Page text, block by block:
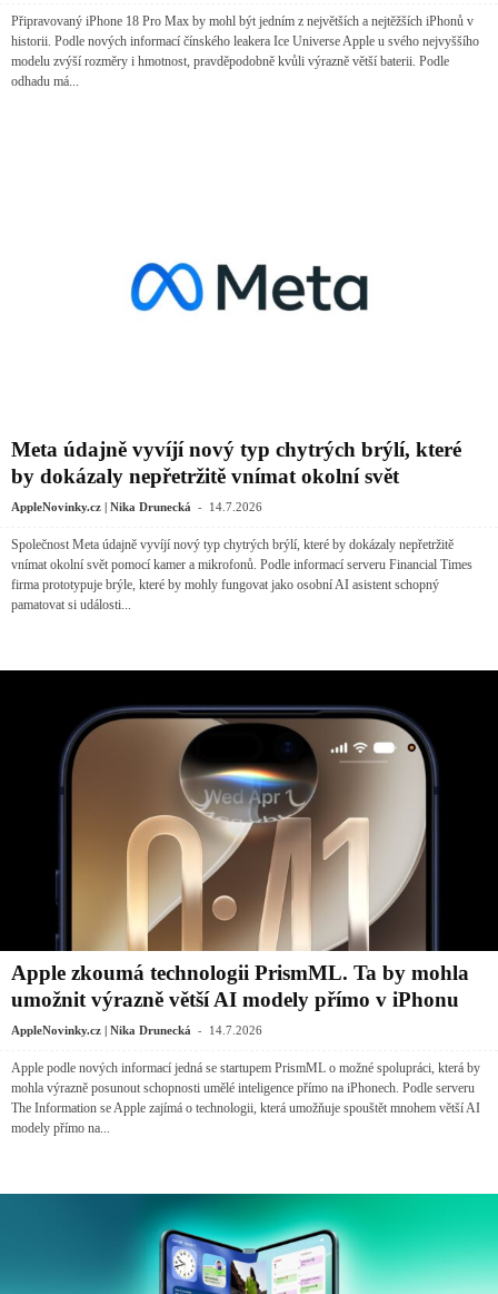
Připravovaný iPhone 18 Pro Max by mohl být jedním z největších a nejtěžších iPhonů v
historii. Podle nových informací čínského leakera Ice Universe Apple u svého nejvyššího
modelu zvýší rozměry i hmotnost, pravděpodobně kvůli výrazně větší baterii. Podle
odhadu má...
Meta údajně vyvíjí nový typ chytrých brýlí, které
by dokázaly nepřetržitě vnímat okolní svět
AppleNovinky.cz | Nika Drunecká - 14.7.2026
Společnost Meta údajně vyvíjí nový typ chytrých brýlí, které by dokázaly nepřetržitě
vnímat okolní svět pomocí kamer a mikrofonů. Podle informací serveru Financial Times
firma prototypuje brýle, které by mohly fungovat jako osobní AI asistent schopný
pamatovat si události...
Apple zkoumá technologii PrismML. Ta by mohla
umožnit výrazně větší AI modely přímo v iPhonu
AppleNovinky.cz | Nika Drunecká - 14.7.2026
Apple podle nových informací jedná se startupem PrismML o možné spolupráci, která by
mohla výrazně posunout schopnosti umělé inteligence přímo na iPhonech. Podle serveru
The Information se Apple zajímá o technologii, která umožňuje spouštět mnohem větší AI
modely přímo na...